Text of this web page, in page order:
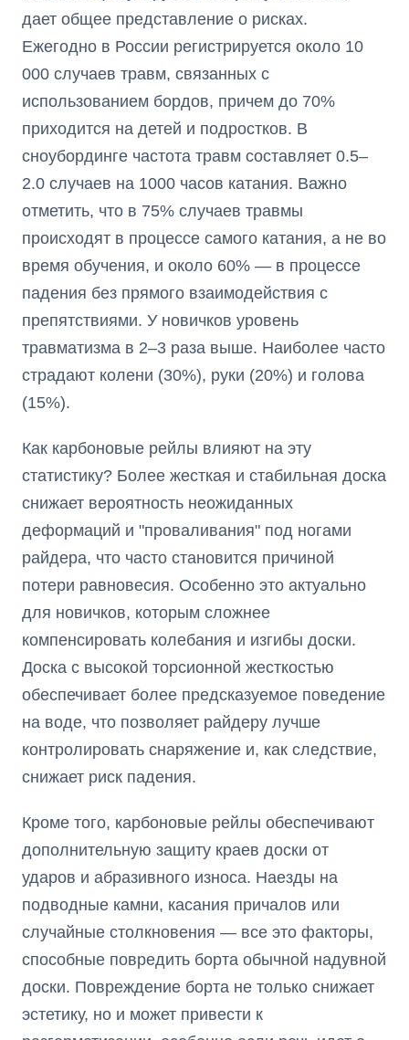
дает общее представление о рисках.
Ежегодно в России регистрируется около 10
000 случаев травм, связанных с
использованием бордов, причем до 70%
приходится на детей и подростков. В
сноубординге частота травм составляет 0.5–
2.0 случаев на 1000 часов катания. Важно
отметить, что в 75% случаев травмы
происходят в процессе самого катания, а не во
время обучения, и около 60% — в процессе
падения без прямого взаимодействия с
препятствиями. У новичков уровень
травматизма в 2–3 раза выше. Наиболее часто
страдают колени (30%), руки (20%) и голова
(15%).
Как карбоновые рейлы влияют на эту
статистику? Более жесткая и стабильная доска
снижает вероятность неожиданных
деформаций и "проваливания" под ногами
райдера, что часто становится причиной
потери равновесия. Особенно это актуально
для новичков, которым сложнее
компенсировать колебания и изгибы доски.
Доска с высокой торсионной жесткостью
обеспечивает более предсказуемое поведение
на воде, что позволяет райдеру лучше
контролировать снаряжение и, как следствие,
снижает риск падения.
Кроме того, карбоновые рейлы обеспечивают
дополнительную защиту краев доски от
ударов и абразивного износа. Наезды на
подводные камни, касания причалов или
случайные столкновения — все это факторы,
способные повредить борта обычной надувной
доски. Повреждение борта не только снижает
эстетику, но и может привести к